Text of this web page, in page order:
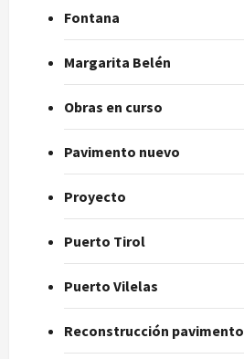
Fontana
Margarita Belén
Obras en curso
Pavimento nuevo
Proyecto
Puerto Tirol
Puerto Vilelas
Reconstrucción pavimento